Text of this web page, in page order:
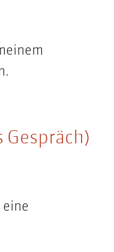
eine